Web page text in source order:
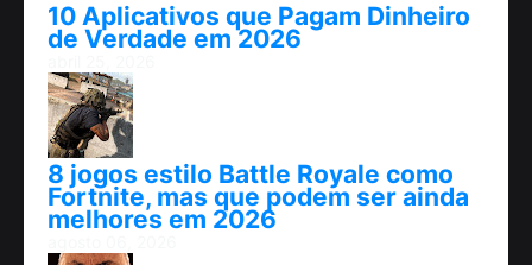
10 Aplicativos que Pagam Dinheiro
de Verdade em 2026
8 jogos estilo Battle Royale como
Fortnite, mas que podem ser ainda
melhores em 2026